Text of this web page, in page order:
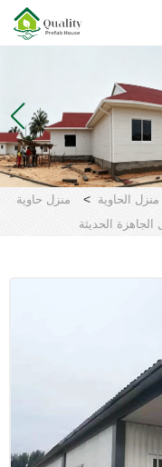
منزل الحاوية >
منزل حاوية